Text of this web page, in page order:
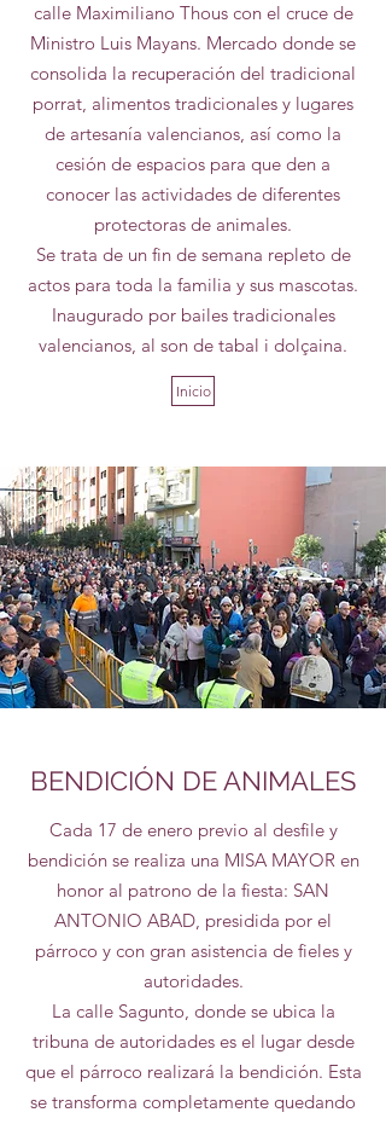
calle Maximiliano Thous con el cruce de
Ministro Luis Mayans. Mercado donde se
consolida la recuperación del tradicional
porrat, alimentos tradicionales y lugares
de artesanía valencianos, así como la
cesión de espacios para que den a
conocer las actividades de diferentes
protectoras de animales.
Se trata de un fin de semana repleto de
actos para toda la familia y sus mascotas.
Inaugurado por bailes tradicionales
valencianos, al son de tabal i dolçaina.
Inicio
BENDICIÓN DE ANIMALES
Cada 17 de enero previo al desfile y
bendición se realiza una MISA MAYOR en
honor al patrono de la fiesta: SAN
ANTONIO ABAD, presidida por el
párroco y con gran asistencia de fieles y
autoridades.
La calle Sagunto, donde se ubica la
tribuna de autoridades es el lugar desde
que el párroco realizará la bendición. Esta
se transforma completamente quedando